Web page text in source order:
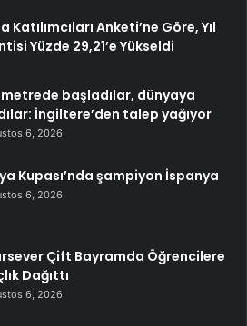
Katılımcıları Anketi’ne Göre, Yıl
Yüzde 29,21’e Yükseldi
başladılar, dünyaya
İngiltere’den talep yağıyor
6, 2026
Kupası’nda şampiyon İspanya
6, 2026
Çift Bayramda Öğrencilere
Dağıttı
6, 2026